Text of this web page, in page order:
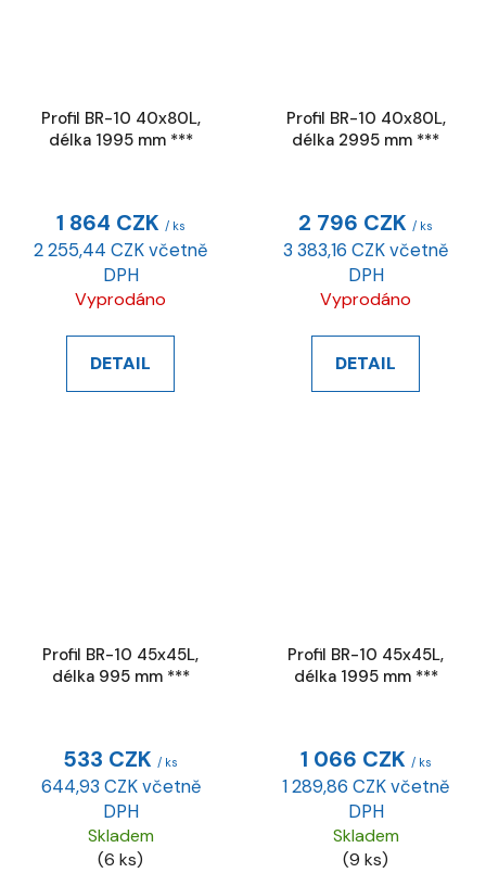
Profil BR-10 40x80L,
délka 1995 mm ***
1 864 CZK / ks
2 255,44 CZK včetně
DPH
Vyprodáno
DETAIL
Profil BR-10 40x80L,
délka 2995 mm ***
2 796 CZK / ks
3 383,16 CZK včetně
DPH
Vyprodáno
DETAIL
Profil BR-10 45x45L,
délka 995 mm ***
533 CZK / ks
644,93 CZK včetně
DPH
Skladem
(6 ks)
Profil BR-10 45x45L,
délka 1995 mm ***
1 066 CZK / ks
1 289,86 CZK včetně
DPH
Skladem
(9 ks)